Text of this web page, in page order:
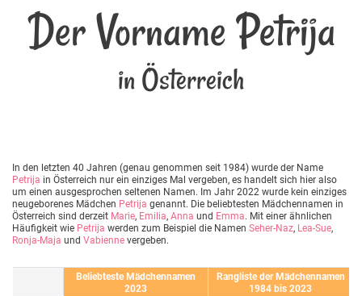
Der Vorname Petrija
in Österreich
In den letzten 40 Jahren (genau genommen seit 1984) wurde der Name
Petrija in Österreich nur ein einziges Mal vergeben, es handelt sich hier also
um einen ausgesprochen seltenen Namen. Im Jahr 2022 wurde kein einziges
neugeborenes Mädchen Petrija genannt. Die beliebtesten Mädchennamen in
Österreich sind derzeit Marie, Emilia, Anna und Emma. Mit einer ähnlichen
Häufigkeit wie Petrija werden zum Beispiel die Namen Seher-Naz, Lea-Sue,
Ronja-Maja und Vabienne vergeben.
Beliebteste Mädchennamen
2023
Rangliste der Mädchennamen
1984 bis 2023